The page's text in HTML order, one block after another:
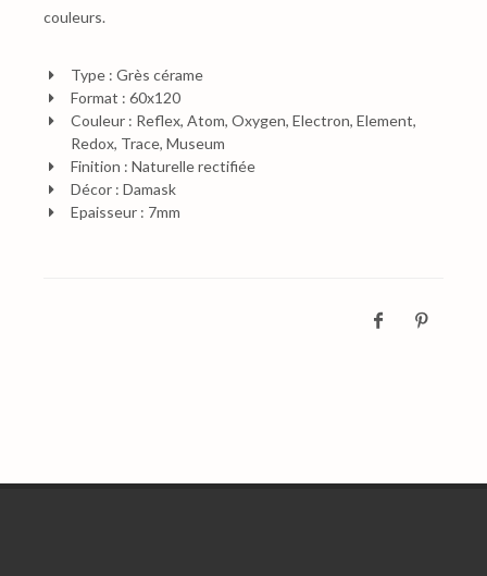
couleurs.
Type : Grès cérame
Format : 60x120
Couleur : Reflex, Atom, Oxygen, Electron, Element,
Redox, Trace, Museum
Finition : Naturelle rectifiée
Décor : Damask
Epaisseur : 7mm